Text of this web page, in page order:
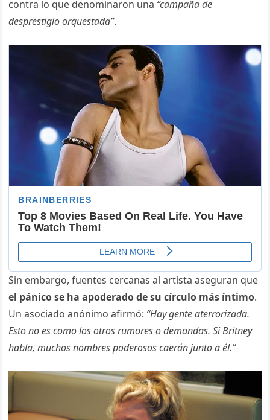
contra lo que denominaron una “campaña de
desprestigio orquestada”.
Sin embargo, fuentes cercanas al artista aseguran que
el pánico se ha apoderado de su círculo más íntimo.
Un asociado anónimo afirmó: “Hay gente aterrorizada.
Esto no es como los otros rumores o demandas. Si Britney
habla, muchos nombres poderosos caerán junto a él.”